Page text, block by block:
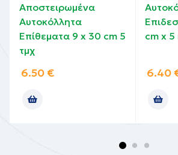
Αποστειρωμένα
Αυτοκόλλητα
Επίθεματα 9 x 30 cm 5
τμχ
6.50 €
cm x 5
6.40